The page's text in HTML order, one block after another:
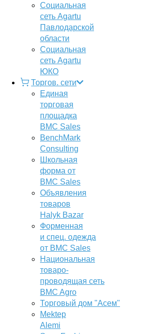
Социальная
сеть Agartu
Павлодарской
области
Социальная
сеть Agartu
ЮКО
Торгов. сети
Единая
торговая
площадка
BMC Sales
BenchMark
Consulting
Школьная
форма от
BMC Sales
Объявления
товаров
Halyk Bazar
Форменная
и спец. одежда
от BMC Sales
Национальная
товаро-
проводящая сеть
BMC Agro
Торговый дом "Асем"
Mektep
Alemi